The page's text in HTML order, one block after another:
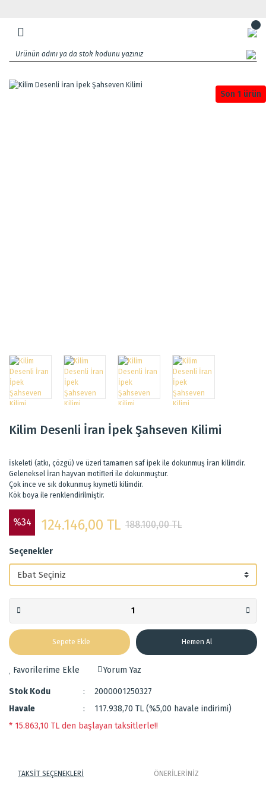
Son 1 ürün
Kilim Desenli İran İpek Şahseven Kilimi
İskeleti (atkı, çözgü) ve üzeri tamamen saf ipek ile dokunmuş İran kilimdir.
Geleneksel İran hayvan motifleri ile dokunmuştur.
Çok ince ve sık dokunmuş kıymetli kilimdir.
Kök boya ile renklendirilmiştir.
%34 124.146,00 TL 188.100,00 TL
Seçenekler
Sepete Ekle Hemen Al
Yorum Yaz
Stok Kodu
2000001250327
Havale
117.938,70 TL (%5,00 havale indirimi)
* 15.863,10 TL den başlayan taksitlerle!!
TAKSİT SEÇENEKLERİ ÖNERİLERİNİZ